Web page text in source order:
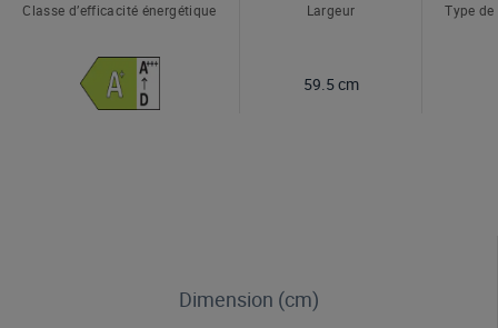
Classe d’efficacité énergétique Largeur
59.5 cm
Type
Dimension (cm)